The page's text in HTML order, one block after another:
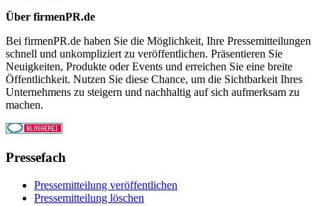
Über firmenPR.de
Bei firmenPR.de haben Sie die Möglichkeit, Ihre Pressemitteilungen
schnell und unkompliziert zu veröffentlichen. Präsentieren Sie
Neuigkeiten, Produkte oder Events und erreichen Sie eine breite
Öffentlichkeit. Nutzen Sie diese Chance, um die Sichtbarkeit Ihres
Unternehmens zu steigern und nachhaltig auf sich aufmerksam zu
machen.
Pressefach
Pressemitteilung veröffentlichen
Pressemitteilung löschen